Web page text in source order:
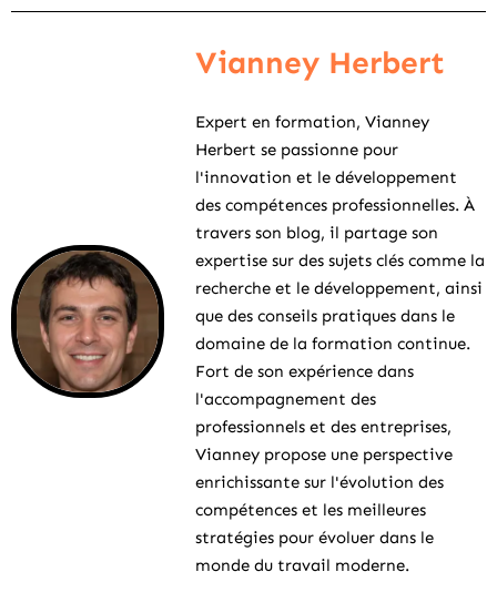
Vianney Herbert
Expert en formation, Vianney
Herbert se passionne pour
l'innovation et le développement
des compétences professionnelles. À
travers son blog, il partage son
expertise sur des sujets clés comme la
recherche et le développement, ainsi
que des conseils pratiques dans le
domaine de la formation continue.
Fort de son expérience dans
l'accompagnement des
professionnels et des entreprises,
Vianney propose une perspective
enrichissante sur l'évolution des
compétences et les meilleures
stratégies pour évoluer dans le
monde du travail moderne.